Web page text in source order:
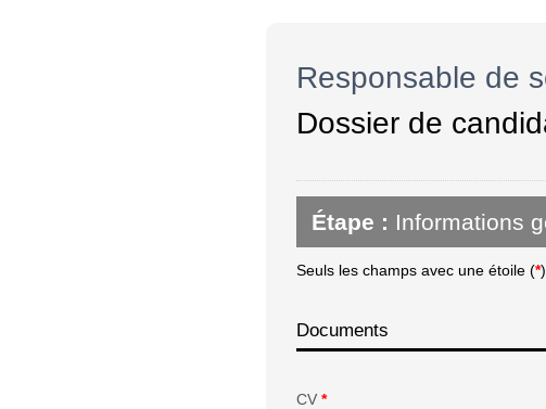
Responsable de
Dossier de
Étape : Informations
Seuls les champs avec une étoile (*
Documents
CV *